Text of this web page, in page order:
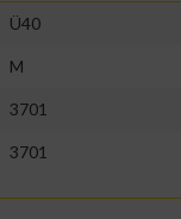
Ü40
M
3701
3701